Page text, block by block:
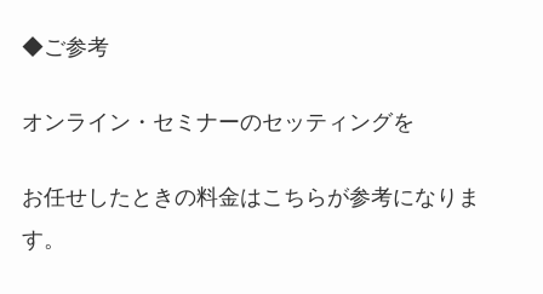
◆ご参考
オンライン・セミナーのセッティングを
お任せしたときの料金はこちらが参考になりま
す。